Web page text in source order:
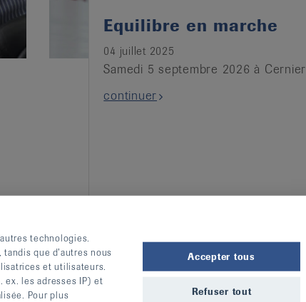
Equilibre en marche
04 juillet 2025
Samedi 5 septembre 2026 à Cernier
continuer
technologies.
que d’autres nous
et utilisateurs.
ex. les adresses IP) et
Pour plus
Accepter tous
Refuser tout